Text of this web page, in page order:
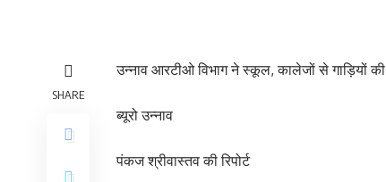
SHARE
उन्नाव आरटीओ विभाग ने स्कूल, कालेजों से गाड़ियों
ब्यूरो उन्नाव
पंकज श्रीवास्तव की रिपोर्ट